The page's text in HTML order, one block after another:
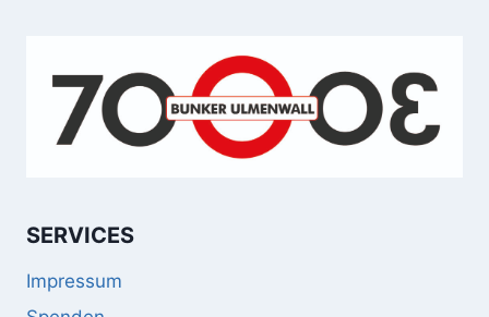
SERVICES
Impressum